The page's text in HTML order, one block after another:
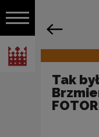
Włącz nawigację
Narodowe Centrum
Nawigacja
Tak